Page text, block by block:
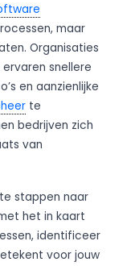
maar
Organisaties
snellere
en aanzienlijke
te
bedrijven zich
van
stappen naar
het in kaart
identificeer
voor jouw